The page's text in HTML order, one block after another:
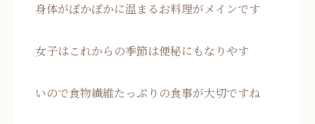
身体がぽかぽかに温まるお料理がメインです
女子はこれからの季節は便秘にもなりやす
いので食物繊維たっぷりの食事が大切ですね